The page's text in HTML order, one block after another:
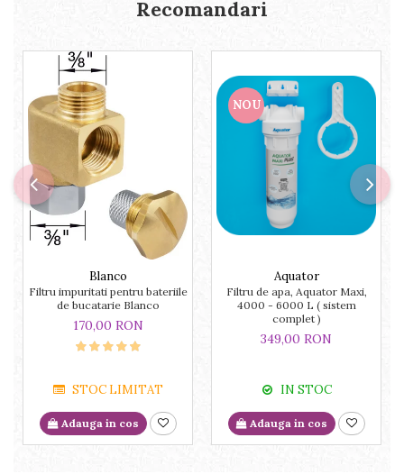
Recomandari
Blanco
Filtru impuritati pentru bateriile
de bucatarie Blanco
170,00 RON
STOC LIMITAT
Adauga in cos
NOU
Aquator
Filtru de apa, Aquator Maxi,
4000 - 6000 L ( sistem
complet )
349,00 RON
IN STOC
Adauga in cos